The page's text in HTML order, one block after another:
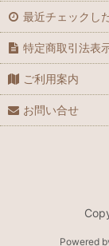
最近チェックし
特定商取引法表
ご利用案内
お問い合せ
Powered